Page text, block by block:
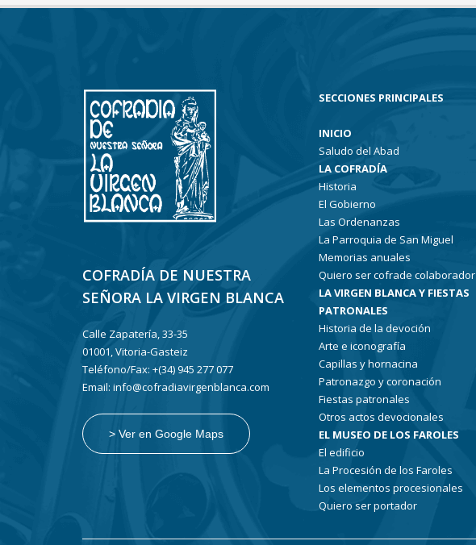
COFRADÍA DE NUESTRA
SEÑORA LA VIRGEN BLANCA
Calle Zapatería, 33-35
01001, Vitoria-Gasteiz
Teléfono/Fax: +(34) 945 277 077
Email: info@cofradiavirgenblanca.com
> Ver en Google Maps
SECCIONES PRINCIPALES
INICIO
Saludo del Abad
LA COFRADÍA
Historia
El Gobierno
Las Ordenanzas
La Parroquia de San Miguel
Memorias anuales
Quiero ser cofrade colaborador
LA VIRGEN BLANCA Y FIESTAS
PATRONALES
Historia de la devoción
Arte e iconografía
Capillas y hornacina
Patronazgo y coronación
Fiestas patronales
Otros actos devocionales
EL MUSEO DE LOS FAROLES
El edificio
La Procesión de los Faroles
Los elementos procesionales
Quiero ser portador